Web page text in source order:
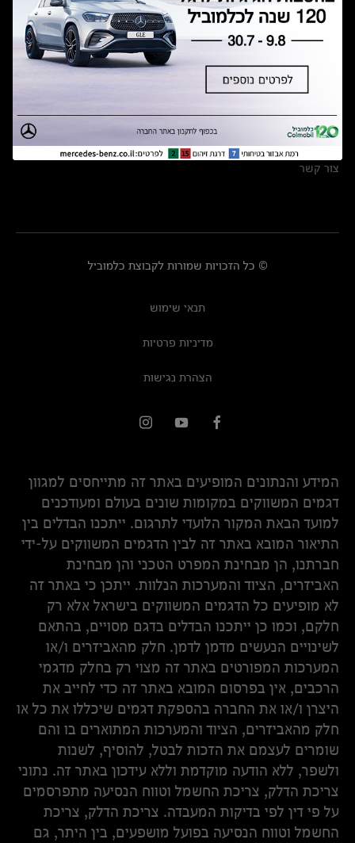
תקנון ימי מכירות 120 לכלמוביל
מצאו אותנו
אולמות תצוגה
מרכזי שירות
צור קשר
© כל הזכויות שמורות לקבוצת כלמוביל
תנאי שימוש
מדיניות פרטיות
הצהרת נגישות
המידע והנתונים המופיעים באתר זה מתייחסים למגוון
דגמים המשווקים במקומות שונים בעולם ומעודכנים
למועד הבאת המקור הלועדי לתרגום. ייתכנו הבדלים בין
התיאור המובא באתר זה לבין הדגמים המשווקים על-ידי
חברתנו, הן מבחינת המפרט הטכני והן מבחינת
האביזרים, הציוד והמערכות הנלוות. ייתכן כי באתר זה
לא מופיעים כל הדגמים המשווקים בישראל אלא רק
חלקם, וכמו כן ייתכנו הבדלים בדגם מסויים, בהתאם
לשינויים הנעשים מדמן לדמן. חלק מהאביזרים ו/או
המערכות המפורטים באתר זה מצוי רק בחלק מדגמי
הרכבים, אין בפרסום המובא באתר זה כדי לחייב את
היצרן ו/או את החברה בהספקת דגמים שיכללו את כל או
חלק מהאביזרים, הציוד והמערכות המתוארים בו והם
שומרים לעצמם את הזכות לבטל, להוסיף, לשנות
ולשפר, ללא הודעה מוקדמת וללא עידכון באתר זה. נתוני
צריכת הדלק, צריכת החשמל וטווח הנסיעה מתפרסמים
על פי דין לפי בדיקות המעבדה. צריכת הדלק, צריכת
החשמל וטווח הנסיעה בפועל מושפעים, בין היתר, גם